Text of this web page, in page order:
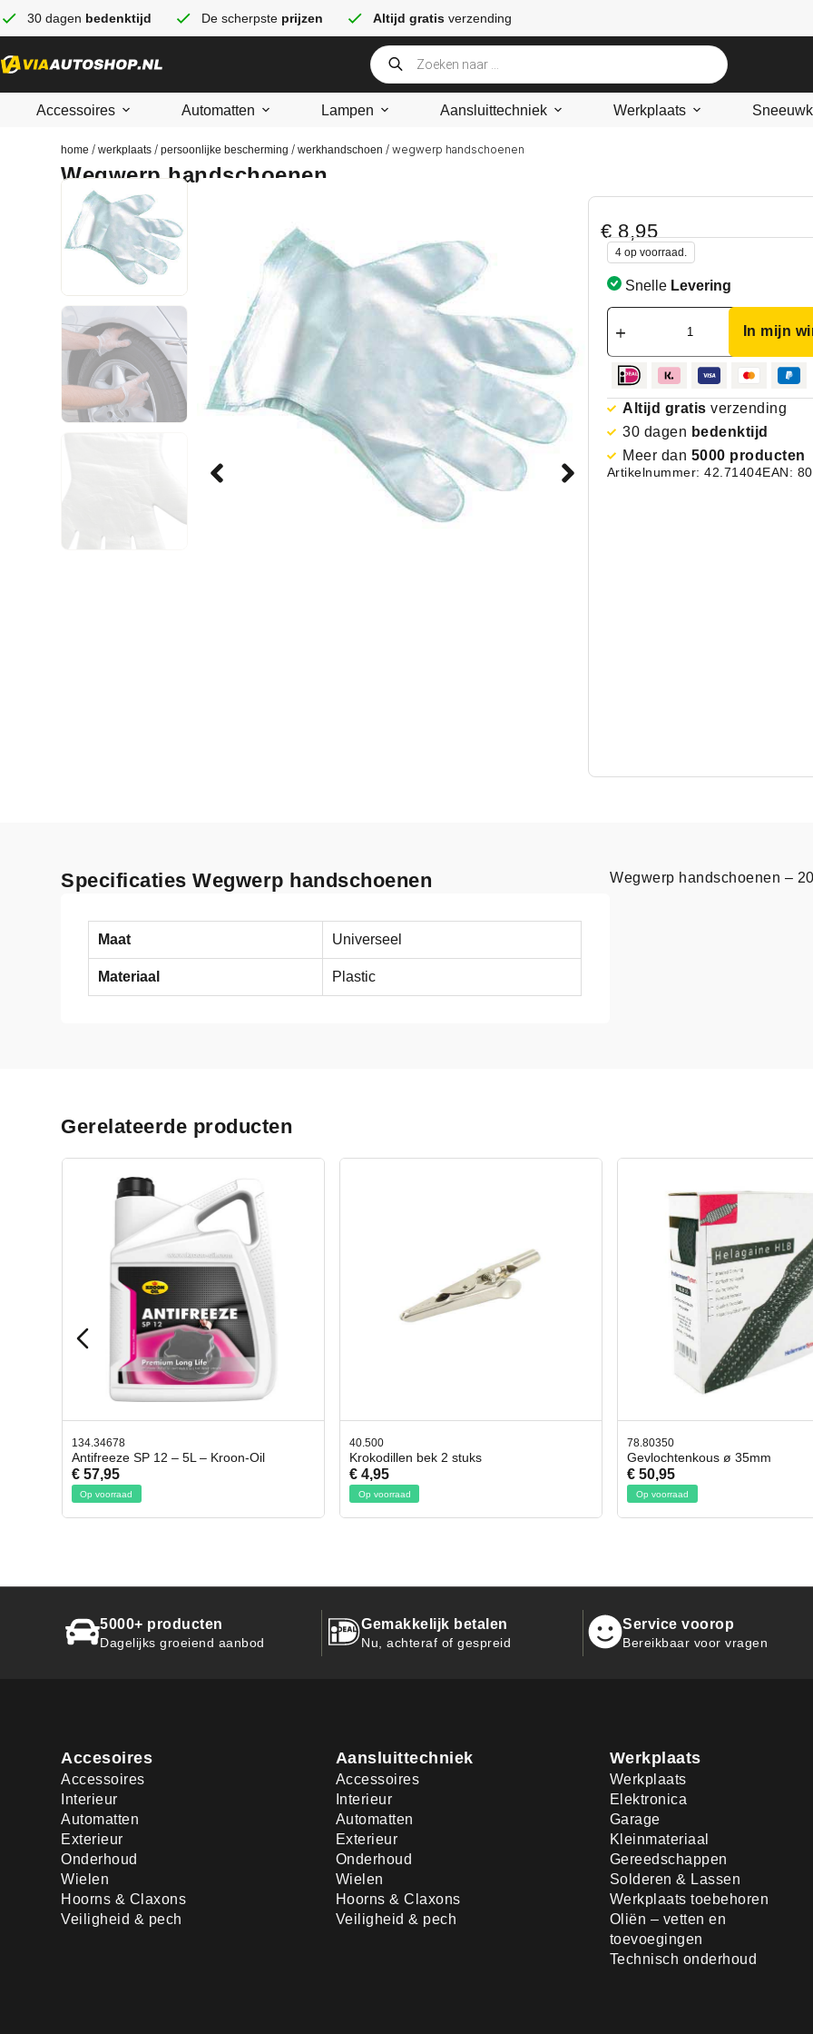
30 dagen bedenktijd De scherpste prijzen Altijd gratis verzending
Accessoires Automatten Lampen Aansluittechniek Werkplaats
home /werkplaats /persoonlijke bescherming /werkhandschoen / wegwerp handschoenen
Wegwerp handschoenen
€8,95
4 op voorraad.
Snelle Levering
In mijn
Altijd gratis verzending
30 dagen bedenktijd
Meer dan 5000 producten
Artikelnummer: 42.71404EAN:
Specificaties Wegwerp handschoenen
Maat Universeel
Materiaal Plastic
Wegwerp handschoenen –
Gerelateerde producten
40.500
Krokodillen bek 2 stuks
€ 4,95
Op voorraad
78.80350
Gevlochtenkous ø 35mm
€ 50,95
Op voorraad
42.59551
Bit- en Doppenset 19 Delig
€ 19,95
Op voorraad
5000+ producten
Dagelijks groeiend aanbod
Gemakkelijk betalen
Nu, achteraf of gespreid
Service voorop
Bereikbaar voor vragen
Accesoires
Accessoires
Interieur
Automatten
Exterieur
Onderhoud
Wielen
Hoorns & Claxons
Veiligheid & pech
Aansluittechniek
Accessoires
Interieur
Automatten
Exterieur
Onderhoud
Wielen
Hoorns & Claxons
Veiligheid & pech
Werkplaats
Werkplaats
Elektronica
Garage
Kleinmateriaal
Gereedschappen
Solderen & Lassen
Werkplaats toebehoren
Oliën – vetten en
toevoegingen
Technisch onderhoud